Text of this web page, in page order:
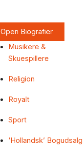
Open Biografier
Musikere &
Skuespillere
Religion
Royalt
Sport
‘Hollandsk’ Bogudsalg